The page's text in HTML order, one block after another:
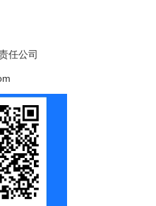
任公司